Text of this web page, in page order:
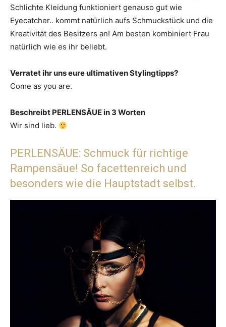
Schlichte Kleidung funktioniert genauso gut wie
Eyecatcher.. kommt natürlich aufs Schmuckstück und die
Kreativität des Besitzers an! Am besten kombiniert Frau
natürlich wie es ihr beliebt.
Verratet ihr uns eure ultimativen Stylingtipps?
Come as you are.
Beschreibt PERLENSÄUE in 3 Worten
Wir sind lieb.
PERLENSÄUE: Schmuck für richtige
Rampensäue! So facettenreich und
besonders wie die Hauptstadt selbst.